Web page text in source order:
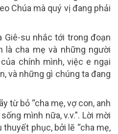
Chúa mà quý vị đang phải
Giê-su nhắc tới trong đoạn
là cha mẹ và những người
chính mình, việc e ngại
và những gì chúng ta đang
từ bỏ “cha mẹ, vợ con, anh
mình nữa, v.v.”. Lời mời
thuyết phục, bởi lẽ “cha mẹ,